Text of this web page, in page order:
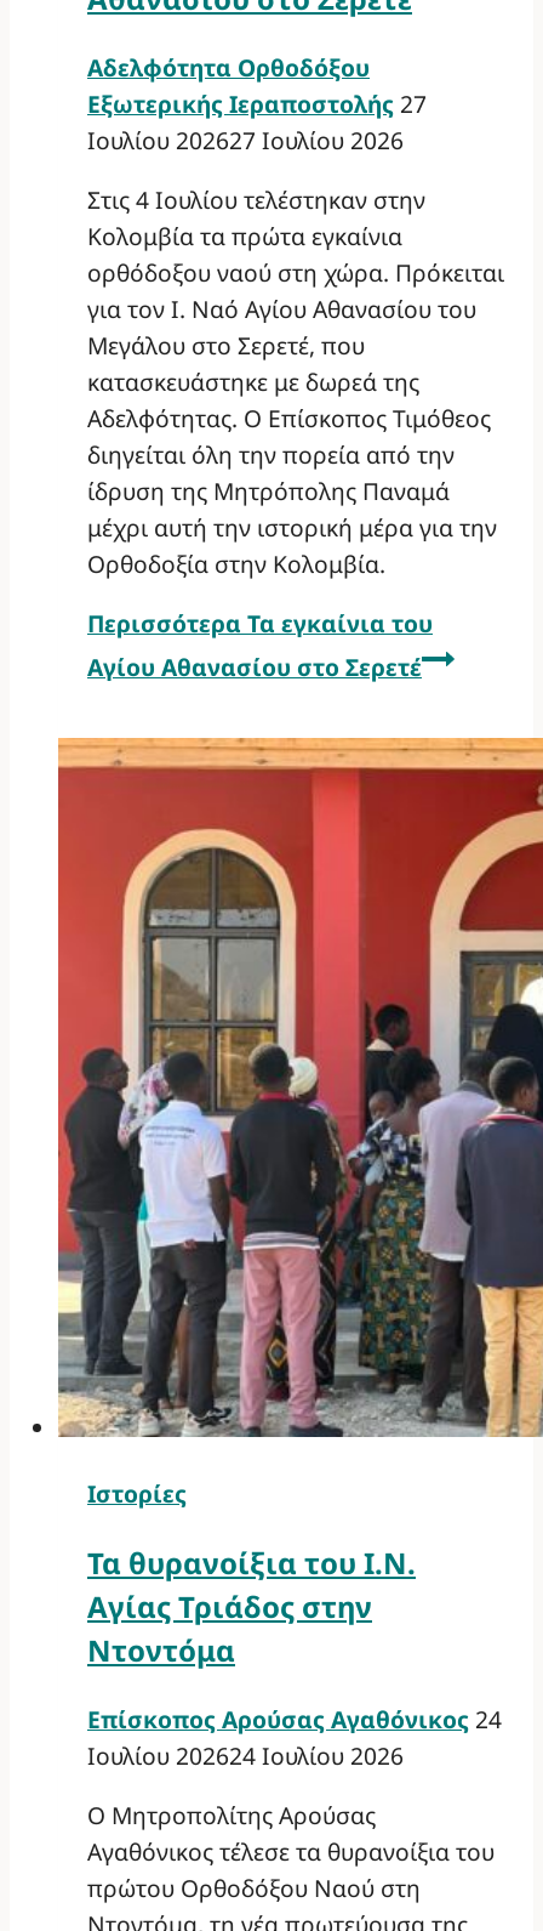
Αδελφότητα Ορθοδόξου
Εξωτερικής Ιεραποστολής 27
Ιουλίου 202627 Ιουλίου 2026
Στις 4 Ιουλίου τελέστηκαν στην
Κολομβία τα πρώτα εγκαίνια
ορθόδοξου ναού στη χώρα. Πρόκειται
για τον Ι. Ναό Αγίου Αθανασίου του
Μεγάλου στο Σερετέ, που
κατασκευάστηκε με δωρεά της
Αδελφότητας. Ο Επίσκοπος Τιμόθεος
διηγείται όλη την πορεία από την
ίδρυση της Μητρόπολης Παναμά
μέχρι αυτή την ιστορική μέρα για την
Ορθοδοξία στην Κολομβία.
Περισσότερα Τα εγκαίνια του
Αγίου Αθανασίου στο Σερετέ
Ιστορίες
Τα θυρανοίξια του Ι.Ν.
Αγίας Τριάδος στην
Ντοντόμα
Επίσκοπος Αρούσας Αγαθόνικος 24
Ιουλίου 202624 Ιουλίου 2026
Ο Μητροπολίτης Αρούσας
Αγαθόνικος τέλεσε τα θυρανοίξια του
πρώτου Ορθοδόξου Ναού στη